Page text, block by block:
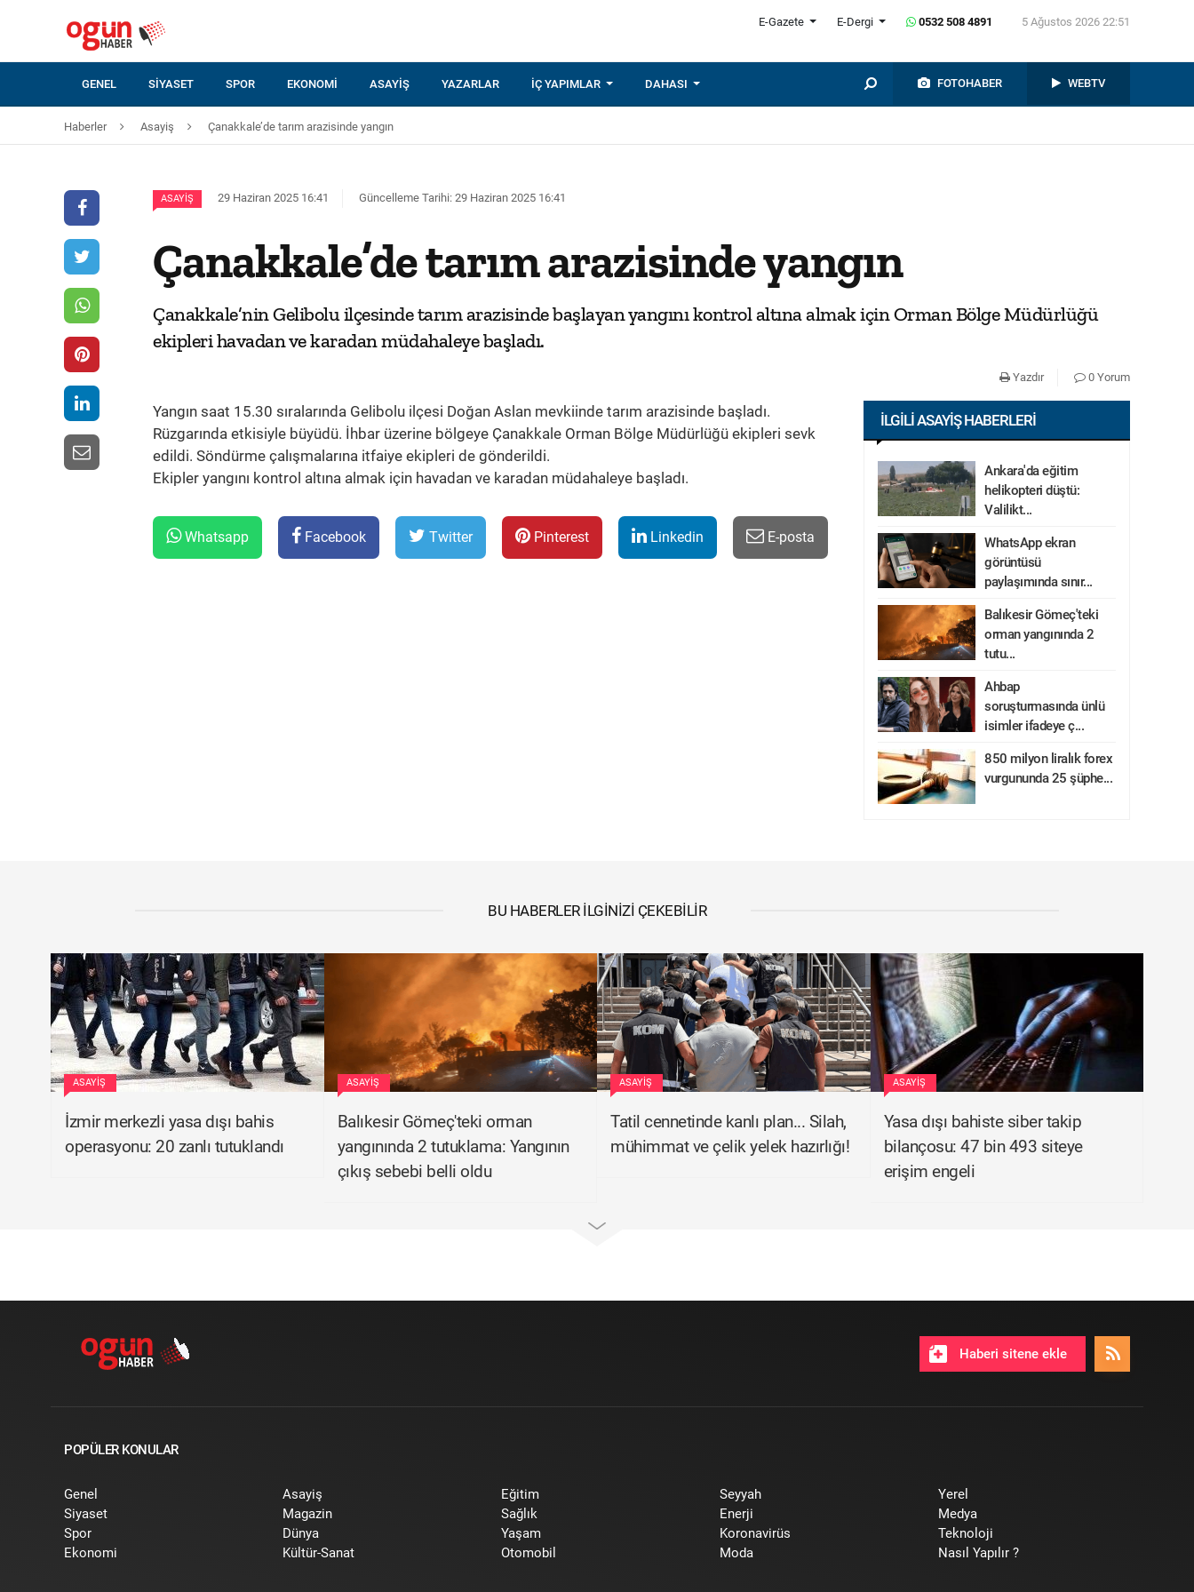
E-Gazete E-Dergi 0532 508 4891 5 Ağustos 2026 22:51
GENEL SIYASET SPOR EKONOMI ASAYIŞ YAZARLAR İÇ YAPIMLAR DAHASI FOTOHABER WEBTV
Haberler Asayiş Çanakkale’de tarım arazisinde yangın
ASAYIŞ 29 Haziran 2025 16:41 Güncelleme Tarihi: 29 Haziran 2025 16:41
Çanakkale’de tarım arazisinde yangın
Çanakkale’nin Gelibolu ilçesinde tarım arazisinde başlayan yangını kontrol altına almak için Orman Bölge Müdürlüğü
ekipleri havadan ve karadan müdahaleye başladı.
Yazdır 0 Yorum
Yangın saat 15.30 sıralarında Gelibolu ilçesi Doğan Aslan mevkiinde tarım arazisinde başladı.
Rüzgarında etkisiyle büyüdü. İhbar üzerine bölgeye Çanakkale Orman Bölge Müdürlüğü ekipleri sevk
edildi. Söndürme çalışmalarına itfaiye ekipleri de gönderildi.
Ekipler yangını kontrol altına almak için havadan ve karadan müdahaleye başladı.
Whatsapp Facebook Twitter Pinterest Linkedin E-posta
İLGILI ASAYIŞ HABERLERI
Ankara'da eğitim
helikopteri düştü:
Valilikt...
WhatsApp ekran
görüntüsü
paylaşımında sınır...
Balıkesir Gömeç'teki
orman yangınında 2
tutu...
Ahbap
soruşturmasında ünlü
isimler ifadeye ç...
850 milyon liralık forex
vurgununda 25 şüphe...
BU HABERLER İLGINIZI ÇEKEBILIR
ASAYIŞ
İzmir merkezli yasa dışı bahis
operasyonu: 20 zanlı tutuklandı
ASAYIŞ
Balıkesir Gömeç'teki orman
yangınında 2 tutuklama: Yangının
çıkış sebebi belli oldu
ASAYIŞ
Tatil cennetinde kanlı plan... Silah,
mühimmat ve çelik yelek hazırlığı!
ASAYIŞ
Yasa dışı bahiste siber takip
bilançosu: 47 bin 493 siteye
erişim engeli
Haberi sitene ekle
POPÜLER KONULAR
Genel
Siyaset
Spor
Ekonomi
Asayiş
Magazin
Dünya
Kültür-Sanat
Eğitim
Sağlık
Yaşam
Otomobil
Seyyah
Enerji
Koronavirüs
Moda
Yerel
Medya
Teknoloji
Nasıl Yapılır ?